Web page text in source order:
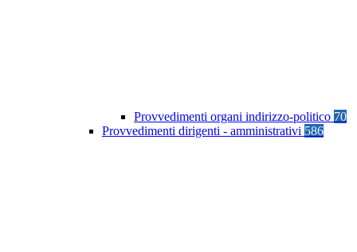
Provvedimenti organi indirizzo-politico 70
Provvedimenti dirigenti - amministrativi 586